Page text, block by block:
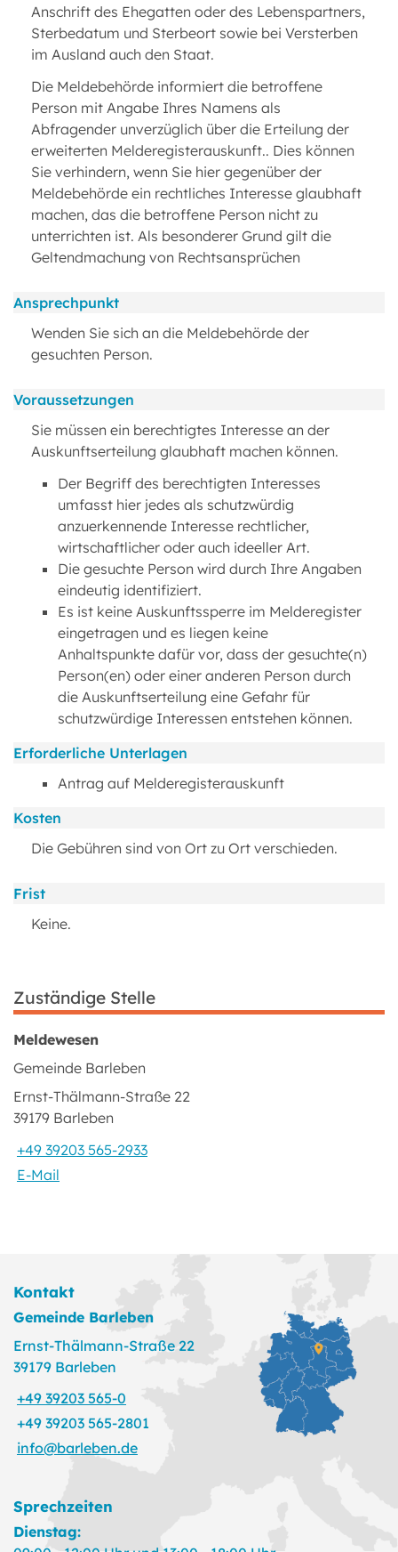
Anschrift des Ehegatten oder des Lebenspartners,
Sterbedatum und Sterbeort sowie bei Versterben
im Ausland auch den Staat.
Die Meldebehörde informiert die betroffene
Person mit Angabe Ihres Namens als
Abfragender unverzüglich über die Erteilung der
erweiterten Melderegisterauskunft.. Dies können
Sie verhindern, wenn Sie hier gegenüber der
Meldebehörde ein rechtliches Interesse glaubhaft
machen, das die betroffene Person nicht zu
unterrichten ist. Als besonderer Grund gilt die
Geltendmachung von Rechtsansprüchen
Ansprechpunkt
Wenden Sie sich an die Meldebehörde der
gesuchten Person.
Voraussetzungen
Sie müssen ein berechtigtes Interesse an der
Auskunftserteilung glaubhaft machen können.
Der Begriff des berechtigten Interesses
umfasst hier jedes als schutzwürdig
anzuerkennende Interesse rechtlicher,
wirtschaftlicher oder auch ideeller Art.
Die gesuchte Person wird durch Ihre Angaben
eindeutig identifiziert.
Es ist keine Auskunftssperre im Melderegister
eingetragen und es liegen keine
Anhaltspunkte dafür vor, dass der gesuchte(n)
Person(en) oder einer anderen Person durch
die Auskunftserteilung eine Gefahr für
schutzwürdige Interessen entstehen können.
Erforderliche Unterlagen
Antrag auf Melderegisterauskunft
Kosten
Die Gebühren sind von Ort zu Ort verschieden.
Frist
Keine.
Zuständige Stelle
Meldewesen
Gemeinde Barleben
Ernst-Thälmann-Straße 22
39179 Barleben
+49 39203 565-2933
E-Mail
Kontakt
Gemeinde Barleben
Ernst-Thälmann-Straße 22
39179 Barleben
+49 39203 565-0
+49 39203 565-2801
info@barleben.de
Sprechzeiten
Dienstag: